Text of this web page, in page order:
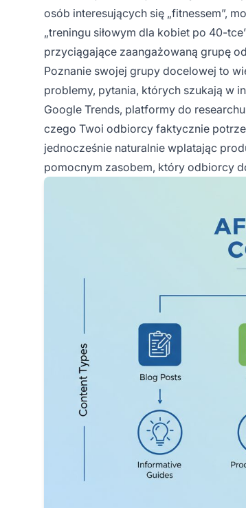
osób interesujących się „fitnessem”,
„treningu siłowym dla kobiet po 40-
przyciągające zaangażowaną grupę
Poznanie swojej grupy docelowej to
problemy, pytania, których szukają w
Google Trends, platformy do
czego Twoi odbiorcy faktycznie
jednocześnie naturalnie wplatając
pomocnym zasobem, który odbiorcy